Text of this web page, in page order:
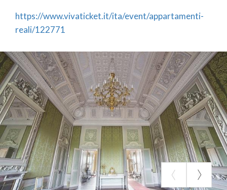
https://www.vivaticket.it/ita/event/appartamenti-
reali/122771